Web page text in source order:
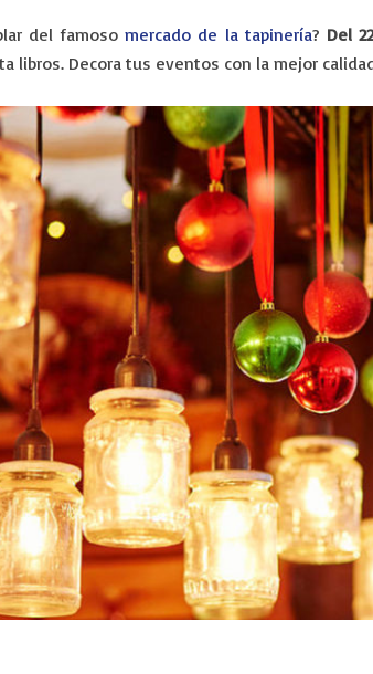
del famosomercado de la tapinería? Del
libros. Decora tus eventos con la mejor